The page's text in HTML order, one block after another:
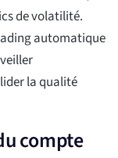
de volatilité.
automatique
la qualité
compte